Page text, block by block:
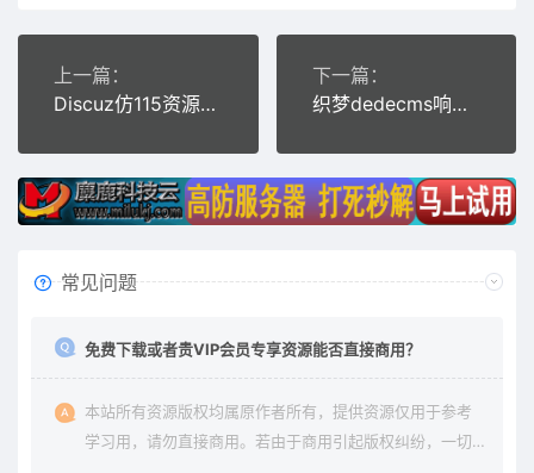
上一篇：
Discuz仿115资源网论坛模板
下一篇：
织梦dedecms响应式五金轴承公司网站模板(自适应手机移动端)
常见问题
免费下载或者贵VIP会员专享资源能否直接商用？
本站所有资源版权均属原作者所有，提供资源仅用于参考
学习用，请勿直接商用。若由于商用引起版权纠纷，一切